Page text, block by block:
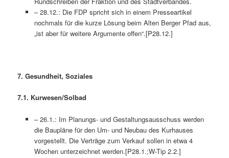
– 28.12.: Die FDP spricht sich in einem Presseartikel
nochmals für die kurze Lösung beim Alten Berger Pfad aus,
„ist aber für weitere Argumente offen“.[P28.12.]
7. Gesundheit, Soziales
7.1. Kurwesen/Solbad
– 26.1.: Im Planungs- und Gestaltungsausschuss werden
die Baupläne für den Um- und Neubau des Kurhauses
vorgestellt. Die Verträge zum Verkauf sollen in etwa 4
Wochen unterzeichnet werden.[P28.1.;W-Tip 2.2.]